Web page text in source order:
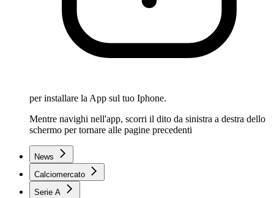
per installare la App sul tuo Iphone.
Mentre navighi nell'app, scorri il dito da sinistra a destra dello
schermo per tornare alle pagine precedenti
News
Calciomercato
Serie A